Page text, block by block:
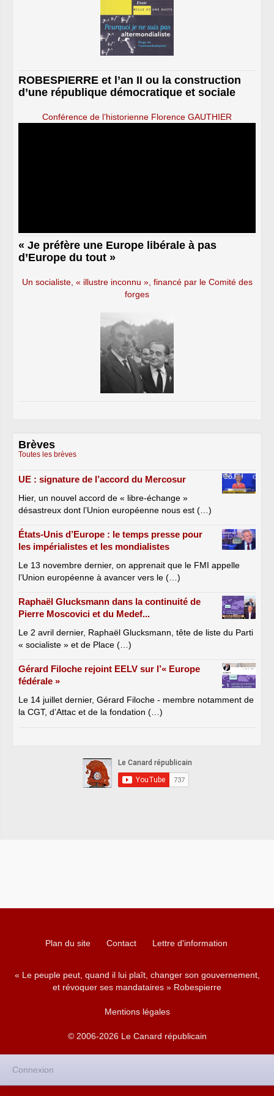
Abstention : 3. – MM. Yves Cochet, Noël
Mamère et François de Rugy.
Groupe Nouveau Centre (22) :
Blanc, Charles de Courson, Stéphane Demilly,
Jean Dionis du Séjour, Francis Hillmeyer, Michel
Hunault, Olivier Jardé, Yvan Lachaud, Pierre
Lang, Maurice Leroy, Claude Leteurtre, Nicolas
Perruchot, Jean-Luc Préel, François
Bayrou et Thierry Benoit.
Contre : 4. – Mme Véronique Besse,
MM. Nicolas Dupont-Aignan, Jean Lassalle et
Groupe Union pour un mouvement populaire
Pour : 150. – MM. Jean-Paul Alduy, Pierre
André, Gérard Bailly, José Balarello, Bernard
Barraux, René Beaumont, Michel Bécot, Claude
Belot, Pierre Bernard-Reymond, Roger Besse,
Laurent Béteille, Joël Billard, Jean Bizet, Paul
Noël Buffet, Christian Cambon, Jean-Pierre
Gérard César, Jean-Pierre Chauveau, Marcel-
Pierre Cléach, Christian Cointat, Gérard Cornu,
Raymond Couderc, Jean-Patrick Courtois,
Philippe Dallier, Serge Dassault, Mme Isabelle
Debré, MM. Robert Del Picchia, Christian
Demuynck, Gérard Dériot, Mme Béatrice
Descamps, MM. Denis Detcheverry, Eric Doligé,
Philippe Dominati, Michel Doublet, Alain Dufaut,
André Dulait, Mme Catherine Dumas,
MM. Louis Duvernois, Jean-Paul Émin, Jean-
Paul Emorine, Michel Esneu, Jean-Claude
Ferrand, Gaston Flosse, Alain Fouché, Jean-
Pierre Fourcade, Jean François-Poncet, Yves
Mme Joëlle Garriaud-Maylam, M. Jean-Claude
Gaudin, Mme Gisèle Gautier, MM. Jacques
Gautier, Patrice Gélard, Alain Gérard, François
Gerbaud, Charles Ginésy, Francis Giraud, Paul
Mme Françoise Henneron, M. Pierre Hérisson,
Mme Marie-Thérèse Hermange, MM. Michel
Houel, Jean-François Humbert, Mme Christiane
Mme Lucienne Malovry, M. Pierre Martin,
Murat, Philippe Nachbar, Mmes Jacqueline
Pinton, Rémy Pointereau, Christian Poncelet,
Ladislas Poniatowski, Hugues Portelli,
Jean-Pierre Raffarin, Henri de Raincourt,
Josselin de Rohan, Roger Romani, Mme Janine
Rozier, MM. Bernard Saugey, Bruno Sido,
ROBESPIERRE et l’an II ou la construction
d’une république démocratique et sociale
Conférence de l’historienne Florence GAUTHIER
« Je préfère une Europe libérale à pas
d’Europe du tout »
Un socialiste, « illustre inconnu », financé par le Comité des
forges
Brèves
Toutes les brèves
UE : signature de l’accord du Mercosur
Hier, un nouvel accord de « libre-échange »
désastreux dont l’Union européenne nous est (…)
États-Unis d’Europe : le temps presse pour
les impérialistes et les mondialistes
Le 13 novembre dernier, on apprenait que le FMI appelle
l’Union européenne à avancer vers le (…)
Raphaël Glucksmann dans la continuité de
Pierre Moscovici et du Medef...
Le 2 avril dernier, Raphaël Glucksmann, tête de liste du Parti
« socialiste » et de Place (…)
Gérard Filoche rejoint EELV sur l’« Europe
fédérale »
Le 14 juillet dernier, Gérard Filoche - membre notamment de
la CGT, d’Attac et de la fondation (…)
Plan du site Contact Lettre d'information
« Le peuple peut, quand il lui plaît, changer son gouvernement,
et révoquer ses mandataires » Robespierre
Mentions légales
© 2006-2026 Le Canard républicain
Connexion